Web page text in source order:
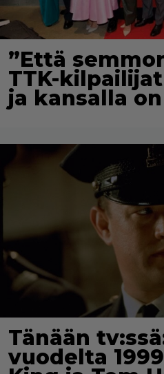
”Että
TTK-
ja kansalla
Tänään
vuodelta